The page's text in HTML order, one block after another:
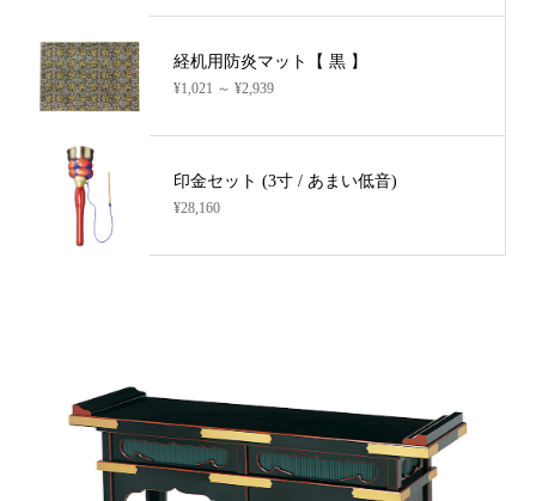
経机用防炎マット【 黒 】
¥1,021 ～ ¥2,939
印金セット (3寸 / あまい低音)
¥28,160